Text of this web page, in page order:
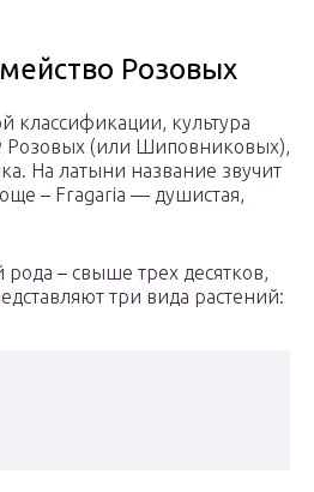
Розовых
классификации, культура
Розовых (или Шиповниковых),
На латыни название звучит
– Fragaria — душистая,
рода – свыше трех десятков,
три вида растений: